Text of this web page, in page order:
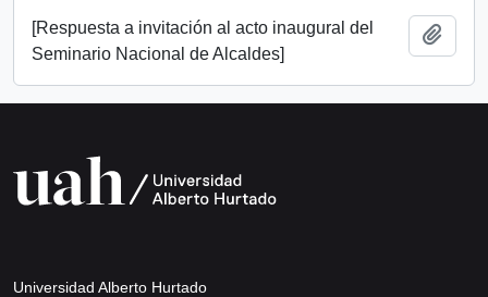
[Respuesta a invitación al acto inaugural del
Seminario Nacional de Alcaldes]
Universidad Alberto Hurtado